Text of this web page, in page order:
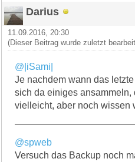
Darius
11.09.2016, 20:30
(Dieser Beitrag wurde zuletzt
@|iSami|
Je nachdem wann das
sich da einiges ansammeln,
vielleicht, aber noch wissen
@spweb
Versuch das Backup noch